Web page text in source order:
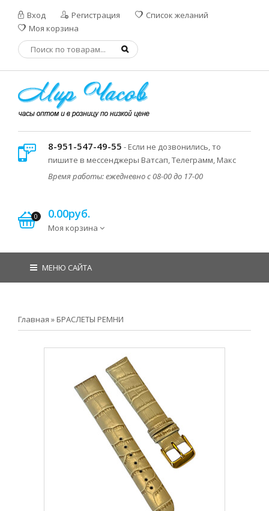
Вход Регистрация
Список желаний
Моя корзина
8-951-547-49-55 - Если не дозвонились, то
пишите в мессенджеры Ватсап, Телеграмм, Макс
Время работы: ежедневно с 08-00 до 17-00
0 0.00руб.
Моя корзина
МЕНЮ САЙТА
Главная » БРАСЛЕТЫ РЕМНИ